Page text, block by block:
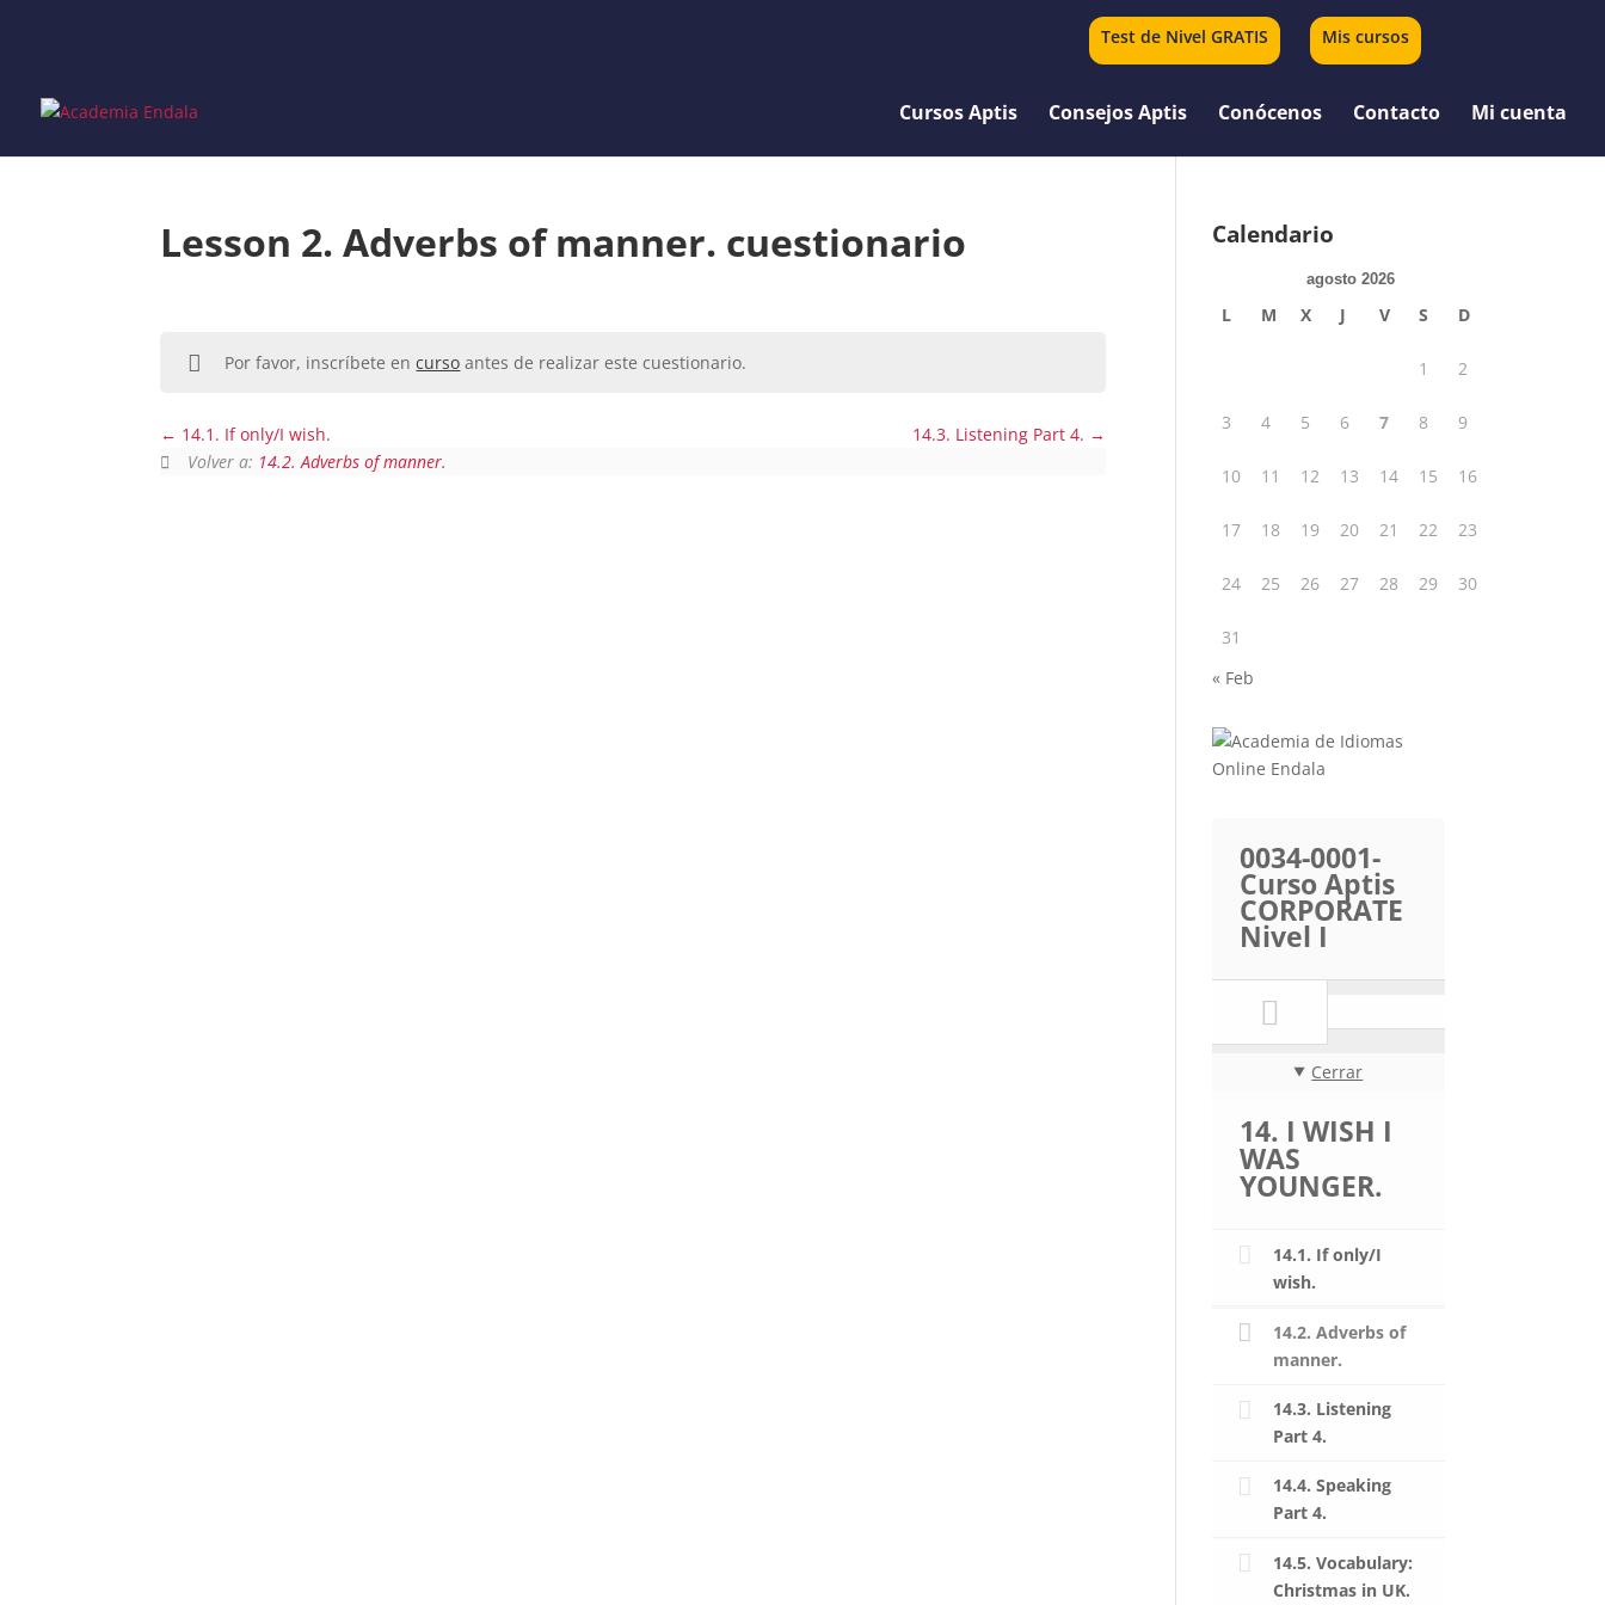
Test de Nivel GRATIS Mis cursos
Cursos Aptis Consejos Aptis Conócenos Contacto Mi cuenta
Lesson 2. Adverbs of manner. cuestionario
Por favor, inscríbete encurso antes de realizar este cuestionario.
14.1. If only/I wish.
14.3. Listening Part 4.
Volver a: 14.2. Adverbs of manner.
Calendario
agosto 2026
L M X J V S D
1 2
3 4 5 6 7 8 9
10 11 12 13 14 15 16
17 18 19 20 21 22 23
24 25 26 27 28 29 30
31
« Feb
0034-0001-
Curso Aptis
CORPORATE
Nivel I
Cerrar
14. I WISH I
WAS
YOUNGER.
14.1. If only/I
wish.
14.2. Adverbs of
manner.
14.3. Listening
Part 4.
14.4. Speaking
Part 4.
14.5. Vocabulary:
Christmas in UK.